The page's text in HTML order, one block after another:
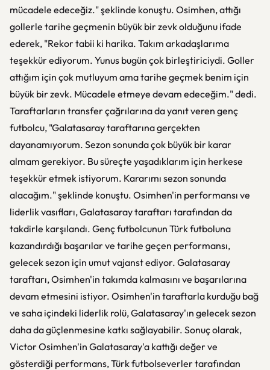
mücadele edeceğiz." şeklinde konuştu. Osimhen, attığı
gollerle tarihe geçmenin büyük bir zevk olduğunu ifade
ederek, "Rekor tabii ki harika. Takım arkadaşlarıma
teşekkür ediyorum. Yunus bugün çok birleştiriciydi. Goller
attığım için çok mutluyum ama tarihe geçmek benim için
büyük bir zevk. Mücadele etmeye devam edeceğim." dedi.
Taraftarların transfer çağrılarına da yanıt veren genç
futbolcu, "Galatasaray taraftarına gerçekten
dayanamıyorum. Sezon sonunda çok büyük bir karar
almam gerekiyor. Bu süreçte yaşadıklarım için herkese
teşekkür etmek istiyorum. Kararımı sezon sonunda
alacağım." şeklinde konuştu. Osimhen'in performansı ve
liderlik vasıfları, Galatasaray taraftarı tarafından da
takdirle karşılandı. Genç futbolcunun Türk futboluna
kazandırdığı başarılar ve tarihe geçen performansı,
gelecek sezon için umut vajanst ediyor. Galatasaray
taraftarı, Osimhen'in takımda kalmasını ve başarılarına
devam etmesini istiyor. Osimhen'in taraftarla kurduğu bağ
ve saha içindeki liderlik rolü, Galatasaray'ın gelecek sezon
daha da güçlenmesine katkı sağlayabilir. Sonuç olarak,
Victor Osimhen'in Galatasaray'a kattığı değer ve
gösterdiği performans, Türk futbolseverler tarafından